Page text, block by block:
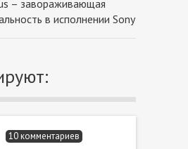
– завораживающая
в исполнении Sony
10 комментариев